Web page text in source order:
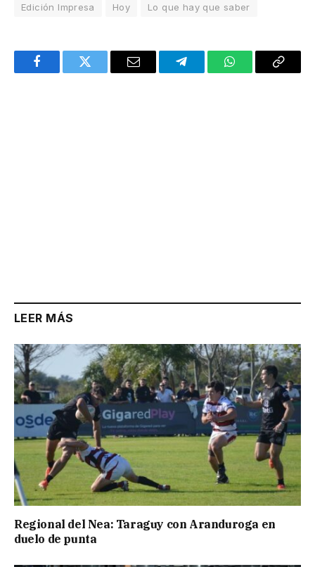
Edición Impresa Hoy Lo que hay que saber
FacebookTwitter Email TelegramWhatsAppCopy
LEER MÁS
Regional del Nea: Taraguy con Aranduroga en
duelo de punta